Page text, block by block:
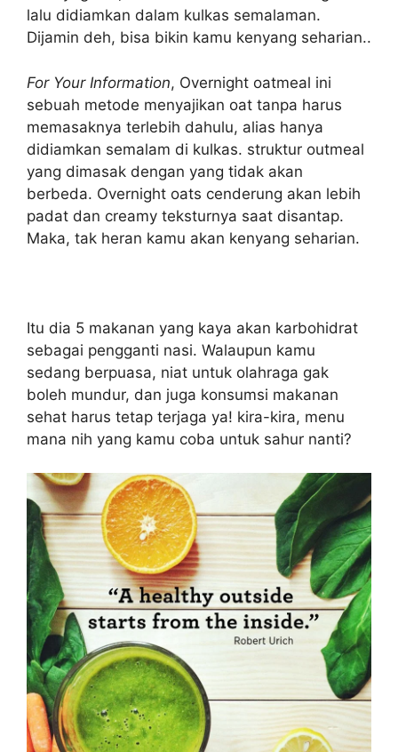
lalu didiamkan dalam kulkas semalaman.
Dijamin deh, bisa bikin kamu kenyang seharian..
For Your Information, Overnight oatmeal ini
sebuah metode menyajikan oat tanpa harus
memasaknya terlebih dahulu, alias hanya
didiamkan semalam di kulkas. struktur outmeal
yang dimasak dengan yang tidak akan
berbeda. Overnight oats cenderung akan lebih
padat dan creamy teksturnya saat disantap.
Maka, tak heran kamu akan kenyang seharian.
Itu dia 5 makanan yang kaya akan karbohidrat
sebagai pengganti nasi. Walaupun kamu
sedang berpuasa, niat untuk olahraga gak
boleh mundur, dan juga konsumsi makanan
sehat harus tetap terjaga ya! kira-kira, menu
mana nih yang kamu coba untuk sahur nanti?